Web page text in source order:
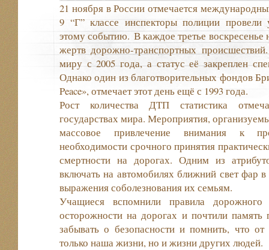
21 ноября в России отмечается
9 “Г” классе инспекторы полиции
этому событию. В каждое третье воскресенье
жертв дорожно-транспортных
миру с 2005​ года, а​ статус её закреплен
Однако один из​ благотворительных фондов
Peace», отмечает этот день ещё с 1993​ года.
Рост количества ДТП статистика
государствах мира. Мероприятия,
массовое привлечение внимания к​
необходимости срочного принятия
смертности на​ дорогах. Одним из​
включать на​ автомобилях ближний свет фар
выражения соболезнования их​ семьям.
Учащиеся вспомнили правила
осторожности на дорогах и почтили
забывать о безопасности и помнить, что
только наша жизни, но и жизни других людей.